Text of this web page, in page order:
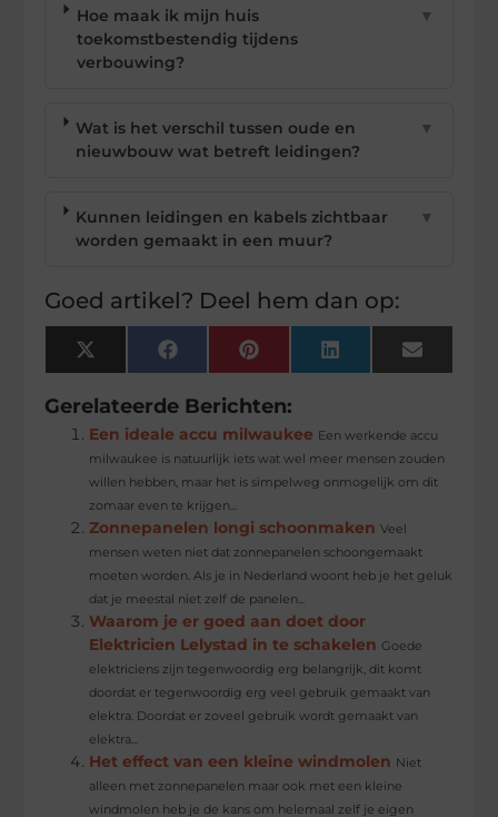
Hoe maak ik mijn huis
toekomstbestendig tijdens
verbouwing?
▼
Wat is het verschil tussen oude en
nieuwbouw wat betreft leidingen?
▼
Kunnen leidingen en kabels zichtbaar
worden gemaakt in een muur?
▼
Goed artikel? Deel hem dan op:
X
(Twitter)
FacebookPinterest LinkedIn Email
Gerelateerde Berichten:
Een ideale accu milwaukee Een werkende accu
milwaukee is natuurlijk iets wat wel meer mensen zouden
willen hebben, maar het is simpelweg onmogelijk om dit
zomaar even te krijgen...
Zonnepanelen longi schoonmaken Veel
mensen weten niet dat zonnepanelen schoongemaakt
moeten worden. Als je in Nederland woont heb je het geluk
dat je meestal niet zelf de panelen...
Waarom je er goed aan doet door
Elektricien Lelystad in te schakelen Goede
elektriciens zijn tegenwoordig erg belangrijk, dit komt
doordat er tegenwoordig erg veel gebruik gemaakt van
elektra. Doordat er zoveel gebruik wordt gemaakt van
elektra...
Het effect van een kleine windmolen Niet
alleen met zonnepanelen maar ook met een kleine
windmolen heb je de kans om helemaal zelf je eigen